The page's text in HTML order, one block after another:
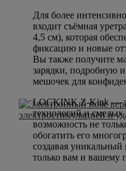
Для более
входит съёмная
4,5 см), которая
фиксацию и новые
Вы также получите
зарядки, подробную
мешочек для
LOCKINK Z-Kink —
технологий и
возможность не
обогатить его
создавая
только вам и вашему